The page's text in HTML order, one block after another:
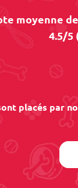
moyenne
4.5/5
placés par